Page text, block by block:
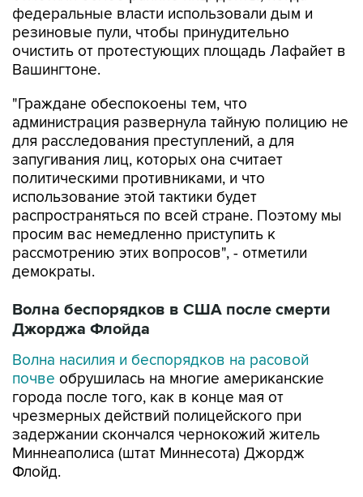
федеральные власти использовали дым и
резиновые пули, чтобы принудительно
очистить от протестующих площадь Лафайет в
Вашингтоне.
"Граждане обеспокоены тем, что
администрация развернула тайную полицию не
для расследования преступлений, а для
запугивания лиц, которых она считает
политическими противниками, и что
использование этой тактики будет
распространяться по всей стране. Поэтому мы
просим вас немедленно приступить к
рассмотрению этих вопросов", - отметили
демократы.
Волна беспорядков в США после смерти
Джорджа Флойда
Волна насилия и беспорядков на расовой
почве обрушилась на многие американские
города после того, как в конце мая от
чрезмерных действий полицейского при
задержании скончался чернокожий житель
Миннеаполиса (штат Миннесота) Джордж
Флойд.